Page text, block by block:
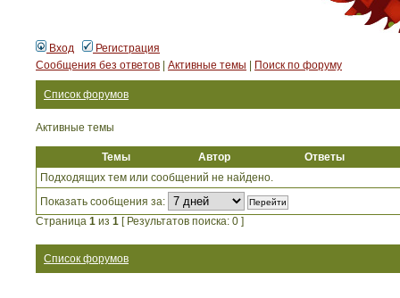
Вход
Регистрация
Сообщения без ответов
Активные темы Поиск по форуму
Список форумов
Активные темы
Темы Автор
Ответы
Подходящих тем или сообщений не найдено.
Показать сообщения за:
Страница 1 из 1 [ Результатов поиска: 0 ]
Список форумов